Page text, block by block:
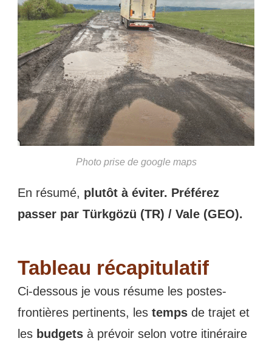
Photo prise de google maps
En résumé, plutôt à éviter. Préférez
passer par Türkgözü (TR) / Vale (GEO).
Tableau récapitulatif
Ci-dessous je vous résume les postes-
frontières pertinents, les temps de trajet et
les budgets à prévoir selon votre itinéraire